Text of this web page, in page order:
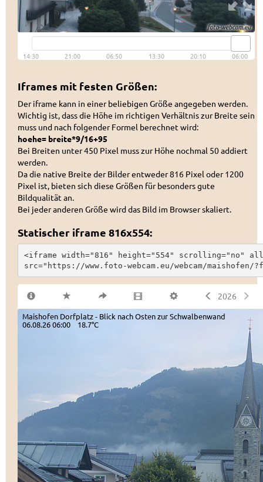
Iframes mit festen Größen:
Der iframe kann in einer beliebigen Größe angegeben werden.
Wichtig ist, dass die Höhe im richtigen Verhältnis zur Breite sein
muss und nach folgender Formel berechnet wird:
hoehe= breite*9/16+95
Bei Breiten unter 450 Pixel muss zur Höhe nochmal 50 addiert
werden.
Da die native Breite der Bilder entweder 816 Pixel oder 1200
Pixel ist, bieten sich diese Größen für besonders gute
Bildqualität an.
Bei jeder anderen Größe wird das Bild im Browser skaliert.
Statischer iframe 816x554:
<iframe width="816" height="554" scrolling="no"